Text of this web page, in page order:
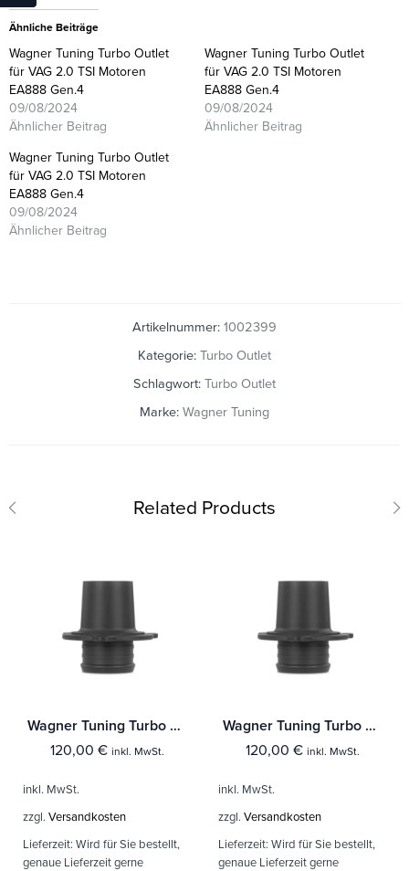
Ähnliche Beiträge
Wagner Tuning Turbo Outlet
für VAG 2.0 TSI Motoren
EA888 Gen.4
09/08/2024
Ähnlicher Beitrag
Wagner Tuning Turbo Outlet
für VAG 2.0 TSI Motoren
EA888 Gen.4
09/08/2024
Ähnlicher Beitrag
Wagner Tuning Turbo Outlet
für VAG 2.0 TSI Motoren
EA888 Gen.4
09/08/2024
Ähnlicher Beitrag
Artikelnummer: 1002399
Kategorie: Turbo Outlet
Schlagwort: Turbo Outlet
Marke: Wagner Tuning
Related Products
Wagner Tuning Turbo Outlet für VAG 1.8/2.0 TSI Motoren EA888 Gen.3
120,00 € inkl. MwSt.
inkl. MwSt.
zzgl. Versandkosten
Lieferzeit: Wird für Sie bestellt,
genaue Lieferzeit gerne
Wagner Tuning Turbo Outlet für VAG 1.8/2.0 TSI Motoren EA888 Gen.3
120,00 € inkl. MwSt.
inkl. MwSt.
zzgl. Versandkosten
Lieferzeit: Wird für Sie bestellt,
genaue Lieferzeit gerne